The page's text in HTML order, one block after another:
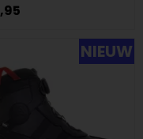
NIEUW